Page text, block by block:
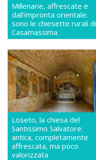
Millenarie, affrescate e
dall'impronta orientale:
sono le chiesette rurali di
Casamassima
Loseto, la chiesa del
Santissimo Salvatore:
antica, completamente
affrescata, ma poco
valorizzata